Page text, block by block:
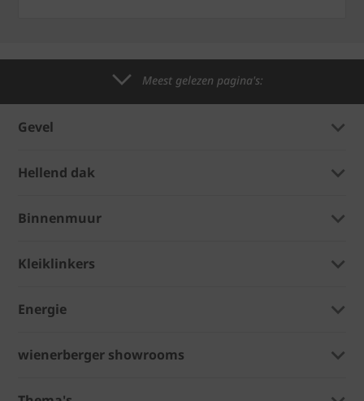
Meest gelezen pagina's:
Gevel
Hellend dak
Binnenmuur
Kleiklinkers
Energie
wienerberger showrooms